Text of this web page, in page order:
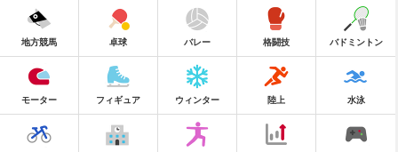
地方競馬 卓球 バレー 格闘技 バドミントン
モーター フィギュア ウィンター 陸上 水泳